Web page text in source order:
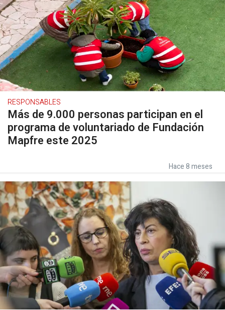
RESPONSABLES
Más de 9.000 personas participan en el
programa de voluntariado de Fundación
Mapfre este 2025
Hace 8 meses